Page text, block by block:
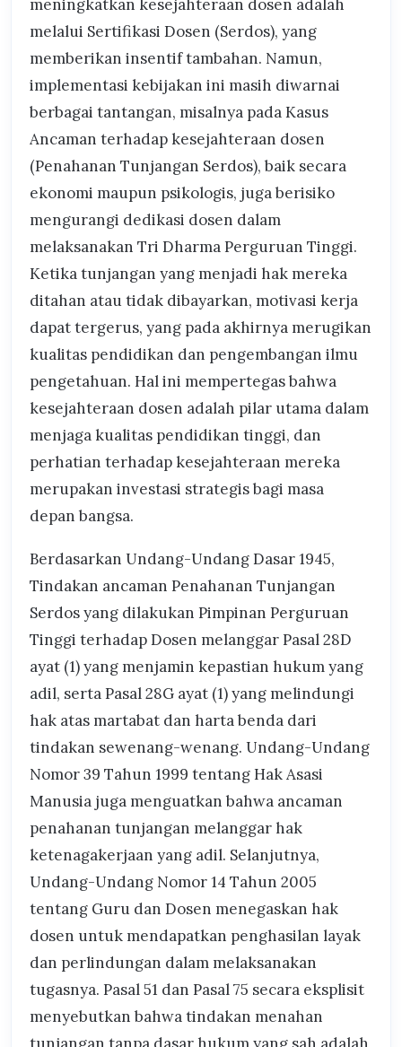
meningkatkan kesejahteraan dosen adalah
melalui Sertifikasi Dosen (Serdos), yang
memberikan insentif tambahan. Namun,
implementasi kebijakan ini masih diwarnai
berbagai tantangan, misalnya pada Kasus
Ancaman terhadap kesejahteraan dosen
(Penahanan Tunjangan Serdos), baik secara
ekonomi maupun psikologis, juga berisiko
mengurangi dedikasi dosen dalam
melaksanakan Tri Dharma Perguruan Tinggi.
Ketika tunjangan yang menjadi hak mereka
ditahan atau tidak dibayarkan, motivasi kerja
dapat tergerus, yang pada akhirnya merugikan
kualitas pendidikan dan pengembangan ilmu
pengetahuan. Hal ini mempertegas bahwa
kesejahteraan dosen adalah pilar utama dalam
menjaga kualitas pendidikan tinggi, dan
perhatian terhadap kesejahteraan mereka
merupakan investasi strategis bagi masa
depan bangsa.
Berdasarkan Undang-Undang Dasar 1945,
Tindakan ancaman Penahanan Tunjangan
Serdos yang dilakukan Pimpinan Perguruan
Tinggi terhadap Dosen melanggar Pasal 28D
ayat (1) yang menjamin kepastian hukum yang
adil, serta Pasal 28G ayat (1) yang melindungi
hak atas martabat dan harta benda dari
tindakan sewenang-wenang. Undang-Undang
Nomor 39 Tahun 1999 tentang Hak Asasi
Manusia juga menguatkan bahwa ancaman
penahanan tunjangan melanggar hak
ketenagakerjaan yang adil. Selanjutnya,
Undang-Undang Nomor 14 Tahun 2005
tentang Guru dan Dosen menegaskan hak
dosen untuk mendapatkan penghasilan layak
dan perlindungan dalam melaksanakan
tugasnya. Pasal 51 dan Pasal 75 secara eksplisit
menyebutkan bahwa tindakan menahan